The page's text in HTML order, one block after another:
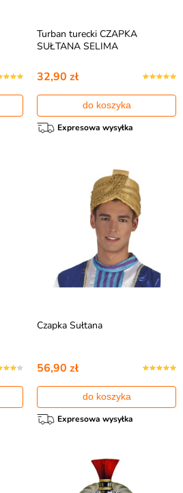
Turban turecki CZAPKA
SUŁTANA SELIMA
32,90 zł
do koszyka
Expresowa wysyłka
Czapka Sułtana
56,90 zł
do koszyka
Expresowa wysyłka